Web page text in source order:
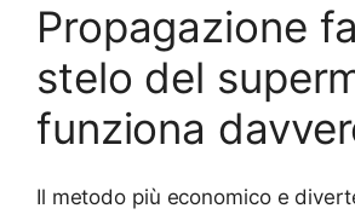
Propagazione
stelo del
funziona
Il metodo più economico e